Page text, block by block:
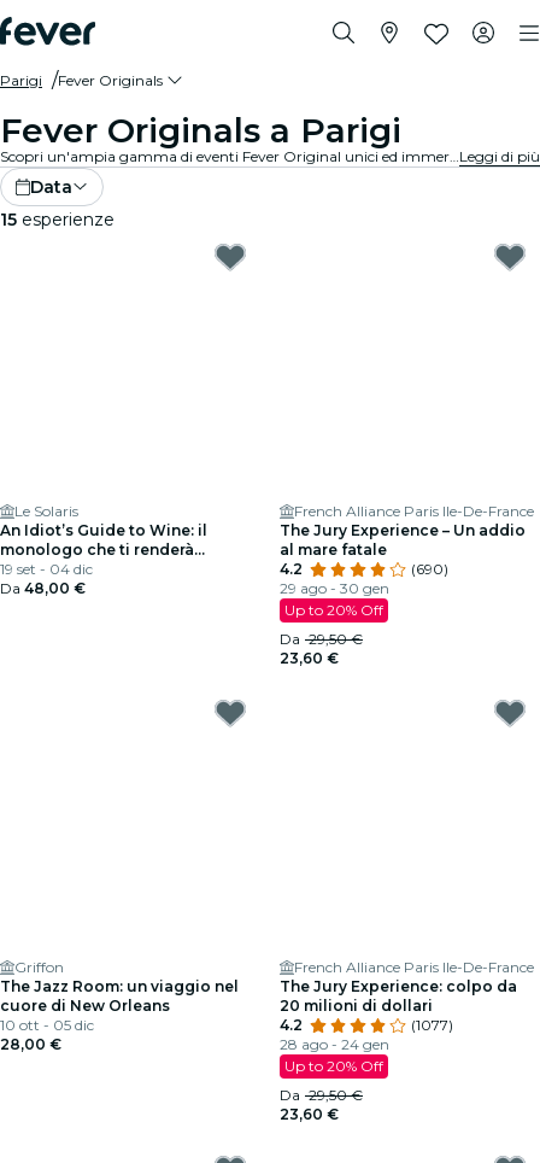
Parigi Fever Originals
Fever Originals a Parigi
Scopri un'ampia gamma di eventi Fever Original unici ed immersivi a Parigi.Leggi di più
Data
15 esperienze
Le Solaris
An Idiot’s Guide to Wine: il
monologo che ti renderà
interessante a una festa
19 set - 04 dic
Da 48,00 €
French Alliance Paris Ile-De-France
The Jury Experience – Un addio
al mare fatale
4.2
(690)
29 ago - 30 gen
Up to 20% Off
Da 29,50 €
23,60 €
Griffon
The Jazz Room: un viaggio nel
cuore di New Orleans
10 ott - 05 dic
28,00 €
French Alliance Paris Ile-De-France
The Jury Experience: colpo da
20 milioni di dollari
4.2
(1077)
28 ago - 24 gen
Up to 20% Off
Da 29,50 €
23,60 €